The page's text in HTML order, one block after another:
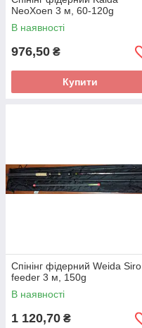
NeoXoen 3 м, 60-120g
В наявності
976,50 ₴
Купити
Спінінг фідерний Weida Siro
feeder 3 м, 150g
В наявності
1 120,70 ₴